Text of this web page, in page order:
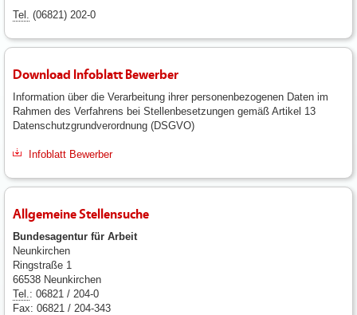
Tel. (06821) 202-0
Download Infoblatt Bewerber
Information über die Verarbeitung ihrer personenbezogenen Daten im
Rahmen des Verfahrens bei Stellenbesetzungen gemäß Artikel 13
Datenschutzgrundverordnung (DSGVO)
Infoblatt Bewerber
Allgemeine Stellensuche
Bundesagentur für Arbeit
Neunkirchen
Ringstraße 1
66538 Neunkirchen
Tel. : 06821 / 204-0
Fax: 06821 / 204-343